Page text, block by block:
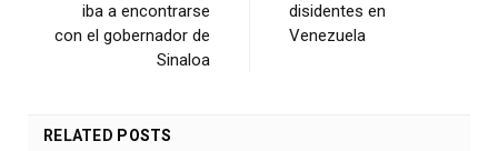
iba a encontrarse
con el gobernador de
Sinaloa
disidentes en
Venezuela
RELATED POSTS